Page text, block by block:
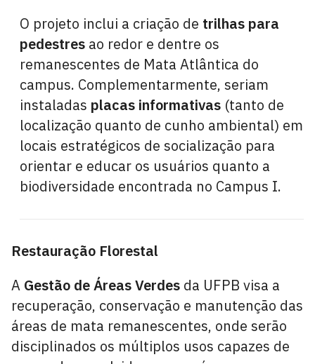
O projeto inclui a criação de trilhas para
pedestres ao redor e dentre os
remanescentes de Mata Atlântica do
campus. Complementarmente, seriam
instaladas placas informativas (tanto de
localização quanto de cunho ambiental) em
locais estratégicos de socialização para
orientar e educar os usuários quanto a
biodiversidade encontrada no Campus I.
Restauração Florestal
A Gestão de Áreas Verdes da UFPB visa a
recuperação, conservação e manutenção das
áreas de mata remanescentes, onde serão
disciplinados os múltiplos usos capazes de